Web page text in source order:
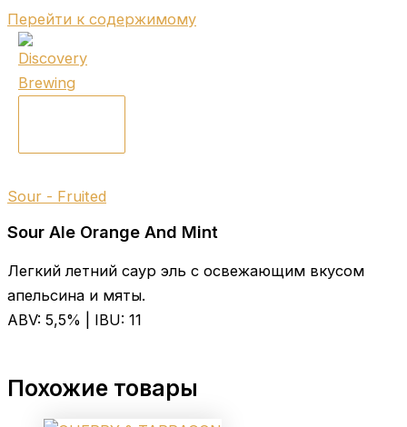
Перейти к содержимому
Sour - Fruited
Sour Ale Orange And Mint
Легкий летний саур эль с освежающим вкусом
апельсина и мяты.
ABV: 5,5% | IBU: 11
Похожие товары